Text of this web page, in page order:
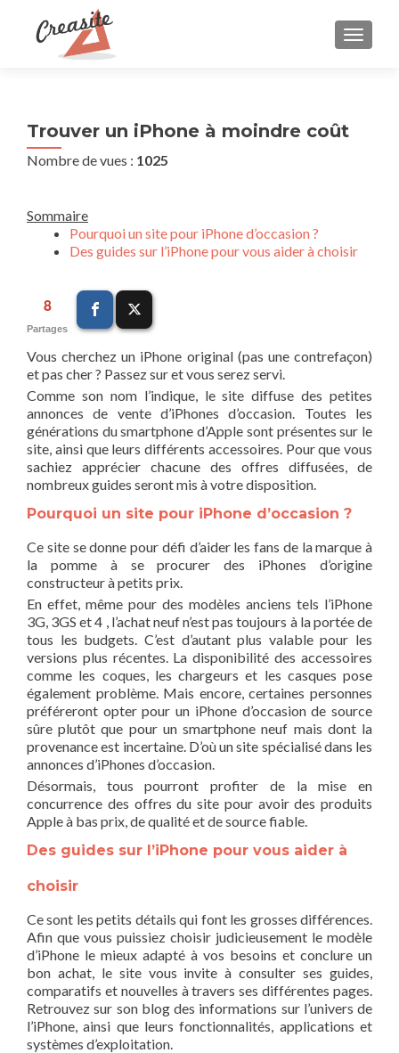
Trouver un iPhone à moindre coût
Nombre de vues : 1025
Sommaire
Pourquoi un site pour iPhone d’occasion ?
Des guides sur l’iPhone pour vous aider à choisir
8
Partages
Vous cherchez un iPhone original (pas une contrefaçon)
et pas cher ? Passez sur et vous serez servi.
Comme son nom l’indique, le site diffuse des petites
annonces de vente d’iPhones d’occasion. Toutes les
générations du smartphone d’Apple sont présentes sur le
site, ainsi que leurs différents accessoires. Pour que vous
sachiez apprécier chacune des offres diffusées, de
nombreux guides seront mis à votre disposition.
Pourquoi un site pour iPhone d’occasion ?
Ce site se donne pour défi d’aider les fans de la marque à
la pomme à se procurer des iPhones d’origine
constructeur à petits prix.
En effet, même pour des modèles anciens tels l’iPhone
3G, 3GS et 4 , l’achat neuf n’est pas toujours à la portée de
tous les budgets. C’est d’autant plus valable pour les
versions plus récentes. La disponibilité des accessoires
comme les coques, les chargeurs et les casques pose
également problème. Mais encore, certaines personnes
préféreront opter pour un iPhone d’occasion de source
sûre plutôt que pour un smartphone neuf mais dont la
provenance est incertaine. D’où un site spécialisé dans les
annonces d’iPhones d’occasion.
Désormais, tous pourront profiter de la mise en
concurrence des offres du site pour avoir des produits
Apple à bas prix, de qualité et de source fiable.
Des guides sur l’iPhone pour vous aider à
choisir
Ce sont les petits détails qui font les grosses différences.
Afin que vous puissiez choisir judicieusement le modèle
d’iPhone le mieux adapté à vos besoins et conclure un
bon achat, le site vous invite à consulter ses guides,
comparatifs et nouvelles à travers ses différentes pages.
Retrouvez sur son blog des informations sur l’univers de
l’iPhone, ainsi que leurs fonctionnalités, applications et
systèmes d’exploitation.